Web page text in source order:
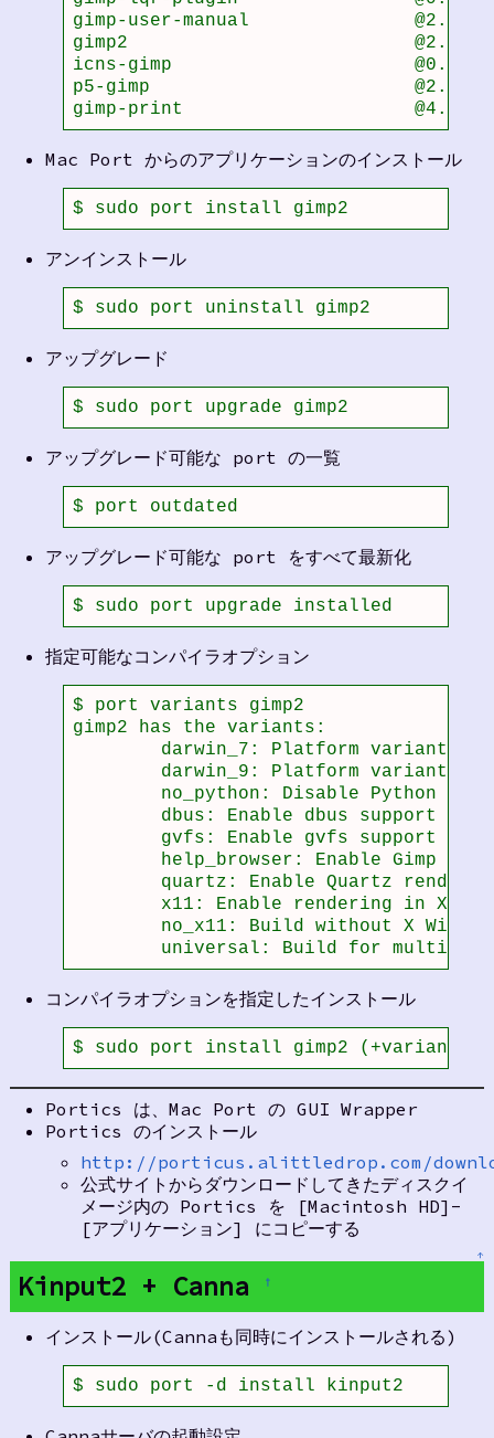
gimp-user-manual               @2.4.2
gimp2                          @2.6.3
icns-gimp                      @0.1
p5-gimp                        @2.0
gimp-print                     @4.2.7
Mac Port からのアプリケーションのインストール
$ sudo port install gimp2
アンインストール
$ sudo port uninstall gimp2
アップグレード
$ sudo port upgrade gimp2
アップグレード可能な port の一覧
$ port outdated
アップグレード可能な port をすべて最新化
$ sudo port upgrade installed
指定可能なコンパイラオプション
$ port variants gimp2
gimp2 has the variants:
universal: Build for multiple
コンパイラオプションを指定したインストール
$ sudo port install gimp2 (+variants)
Portics は、Mac Port の GUI Wrapper
Portics のインストール
http://porticus.alittledrop.com/
公式サイトからダウンロードしてきたディスクイ
メージ内の Portics を [Macintosh HD]-
[アプリケーション] にコピーする
↑
Kinput2 + Canna †
インストール(Cannaも同時にインストールされる)
$ sudo port -d install kinput2